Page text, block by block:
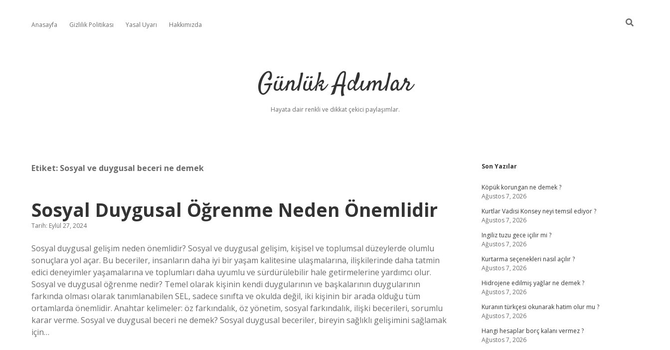
Anasayfa Gizlilik Politikası Yasal Uyarı Hakkımızda
Günlük Adımlar
Hayata dair renkli ve dikkat çekici paylaşımlar.
Etiket: Sosyal ve duygusal beceri ne demek
Sosyal Duygusal Öğrenme Neden Önemlidir
Tarih: Eylül 27, 2024
Sosyal duygusal gelişim neden önemlidir? Sosyal ve duygusal gelişim, kişisel ve toplumsal düzeylerde olumlu
sonuçlara yol açar. Bu beceriler, insanların daha iyi bir yaşam kalitesine ulaşmalarına, ilişkilerinde daha tatmin
edici deneyimler yaşamalarına ve toplumları daha uyumlu ve sürdürülebilir hale getirmelerine yardımcı olur.
Sosyal ve duygusal öğrenme nedir? Temel olarak kişinin kendi duygularının ve başkalarının duygularının
farkında olması olarak tanımlanabilen SEL, sadece sınıfta ve okulda değil, iki kişinin bir arada olduğu tüm
ortamlarda önemlidir. Anahtar kelimeler: öz farkındalık, öz yönetim, sosyal farkındalık, ilişki becerileri, sorumlu
karar verme. Sosyal ve duygusal beceri ne demek? Sosyal duygusal beceriler, bireyin sağlıklı gelişimini sağlamak
için…
Sidebar
Son Yazılar
Köpük korungan ne demek ?
Ağustos 7, 2026
Kurtlar Vadisi Konsey neyi temsil ediyor ?
Ağustos 7, 2026
Ingiliz tuzu gece içilir mi ?
Ağustos 7, 2026
Kurtarma seçenekleri nasıl açılır ?
Ağustos 7, 2026
Hidrojene edilmiş yağlar ne demek ?
Ağustos 7, 2026
Kuranın türkçesi okunarak hatim olur mu ?
Ağustos 7, 2026
Hangi hesaplar borç kalanı vermez ?
Ağustos 7, 2026
betcivdcasino güncel giriş